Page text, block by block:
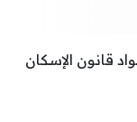
قانون الإسكان